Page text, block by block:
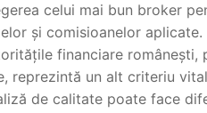
celui mai bun broker
și comisioanelor
financiare românești,
reprezintă un alt criteriu
de calitate poate face